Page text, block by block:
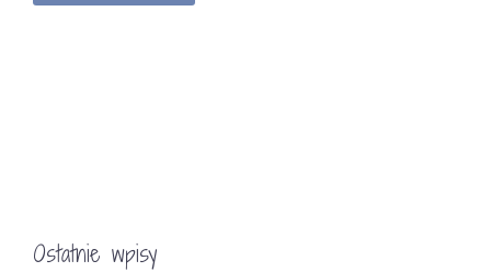
Ostatnie wpisy